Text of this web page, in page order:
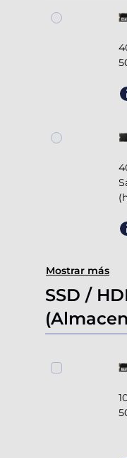
Mostrar más
SSD /